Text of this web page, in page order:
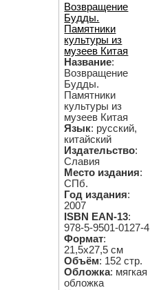
Возвращение
Будды.
Памятники
культуры из
музеев Китая
Название:
Возвращение
Будды.
Памятники
культуры из
музеев Китая
Язык: русский,
китайский
Издательство:
Славия
Место издания:
СПб.
Год издания:
2007
ISBN EAN-13:
978-5-9501-0127-4
Формат:
21,5х27,5 см
Объём: 152 стр.
Обложка: мягкая
обложка